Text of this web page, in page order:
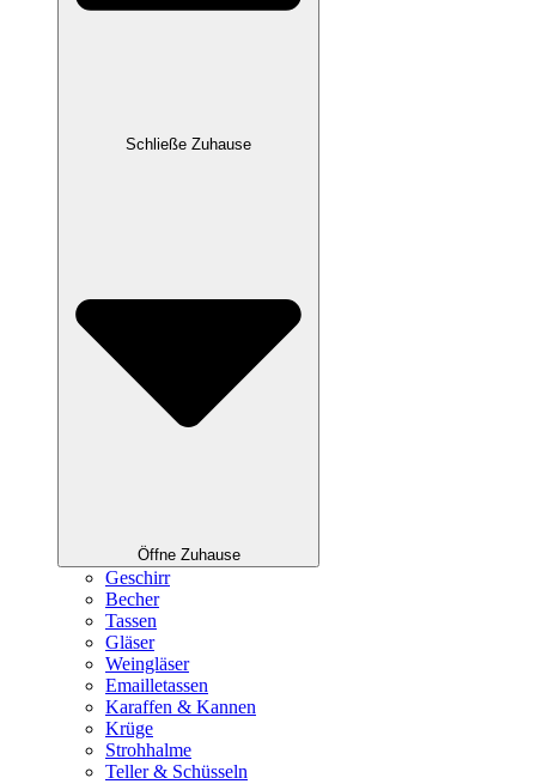
Schließe Zuhause
Öffne Zuhause
Geschirr
Becher
Tassen
Gläser
Weingläser
Emailletassen
Karaffen & Kannen
Krüge
Strohhalme
Teller & Schüsseln